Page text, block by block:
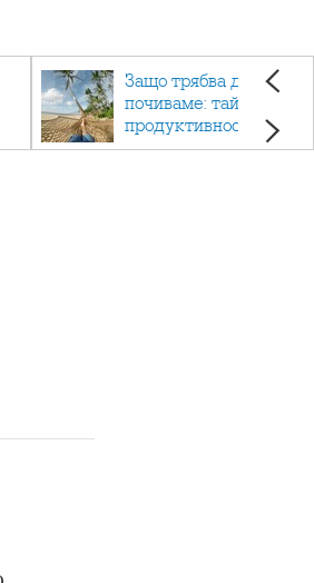
Защо трябва да си
почиваме: тайната на
продуктивността,
здравето и добрия